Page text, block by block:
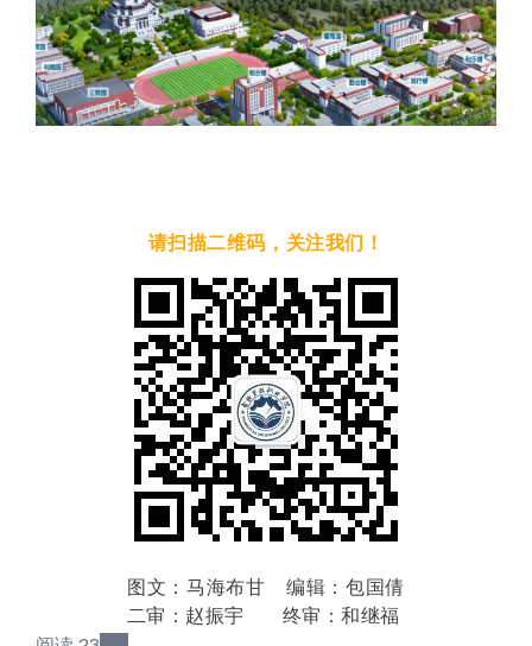
请扫描二维码，关注我们！
图文：马海布甘编辑：包国倩
二审：赵振宇 终审：和继福